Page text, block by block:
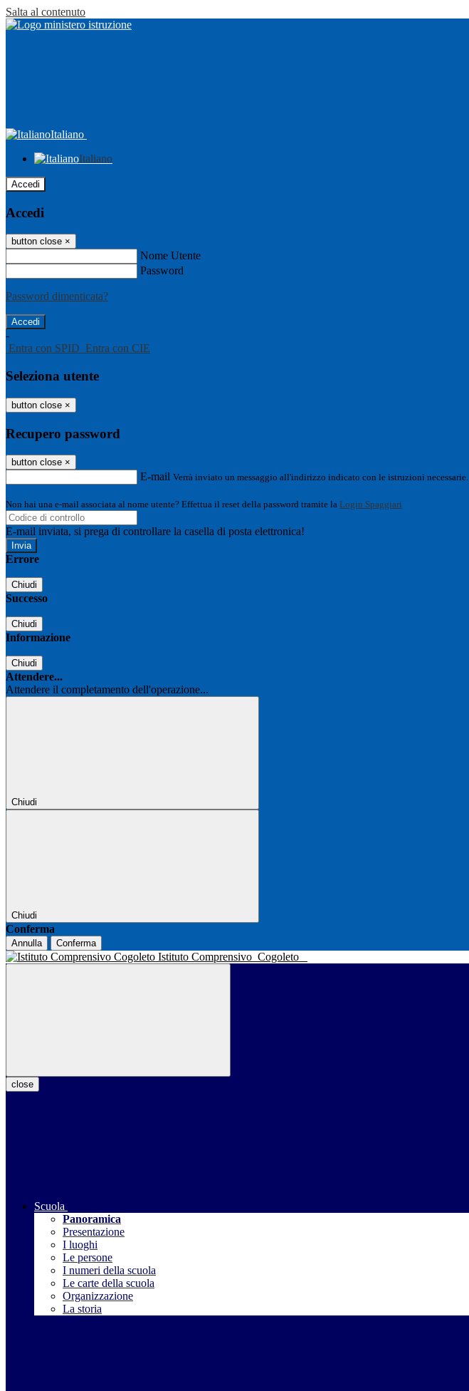
Salta al contenuto
Italiano
Italiano
Accedi
Accedi
button close ×
Nome Utente
Password
Password dimenticata?
-
Entra con SPID Entra con CIE
Seleziona utente
button close ×
Recupero password
button close ×
E-mail Verrà inviato un messaggio all'indirizzo indicato con le istruzioni necessarie.
Non hai una e-mail associata al nome utente? Effettua il reset della password tramite la Login Spaggiari
E-mail inviata, si prega di controllare la casella di posta elettronica!
Errore
Chiudi
Successo
Chiudi
Informazione
Chiudi
Attendere...
Attendere il completamento dell'operazione...
Chiudi
Chiudi
Conferma
Annulla Conferma
Istituto Comprensivo Cogoleto
close
Scuola
Panoramica
Presentazione
I luoghi
Le persone
I numeri della scuola
Le carte della scuola
Organizzazione
La storia